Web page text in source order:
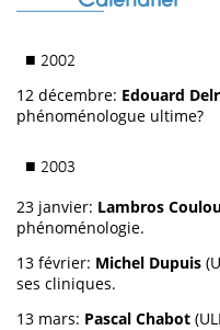
■ 2002
12 décembre: Edouard
phénoménologue ultime?
■ 2003
23 janvier: Lambros
phénoménologie.
13 février: Michel Dupuis
ses cliniques.
13 mars: Pascal Chabot